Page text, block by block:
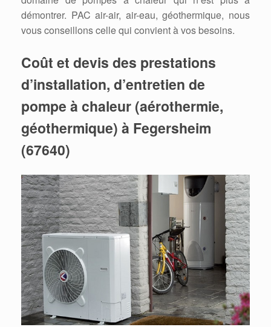
démontrer. PAC air-air, air-eau, géothermique, nous
vous conseillons celle qui convient à vos besoins.
Coût et devis des prestations
d’installation, d’entretien de
pompe à chaleur (aérothermie,
géothermique) à Fegersheim
(67640)